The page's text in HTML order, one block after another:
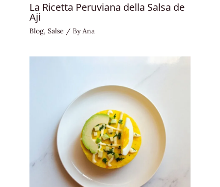
La Ricetta Peruviana della Salsa de
Aji
Blog, Salse / ByAna